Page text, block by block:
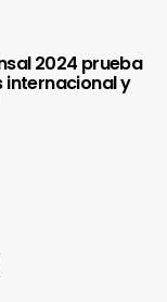
2024 prueba
internacional y